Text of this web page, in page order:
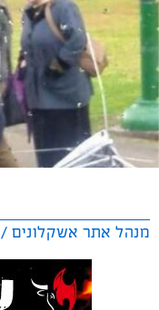
מנהל אתר אשקלונים / 08:37 07.02.16